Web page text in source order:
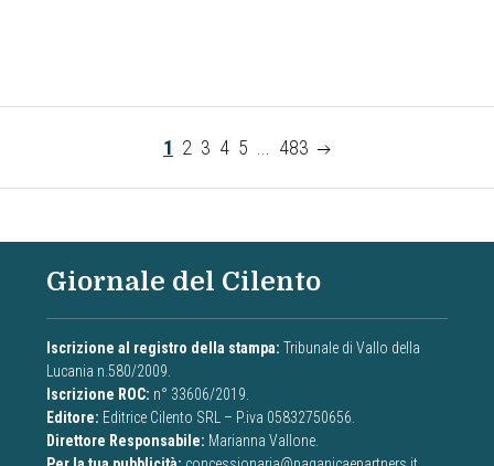
1 2 3 4 5 483
Giornale del Cilento
Iscrizione al registro della stampa: Tribunale di Vallo della
Lucania n.580/2009.
Iscrizione ROC: n° 33606/2019.
Editore: Editrice Cilento SRL – P.iva 05832750656.
Direttore Responsabile: Marianna Vallone.